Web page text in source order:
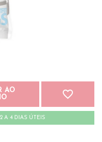
AO
favorite_border
A 4 DIAS ÚTEIS